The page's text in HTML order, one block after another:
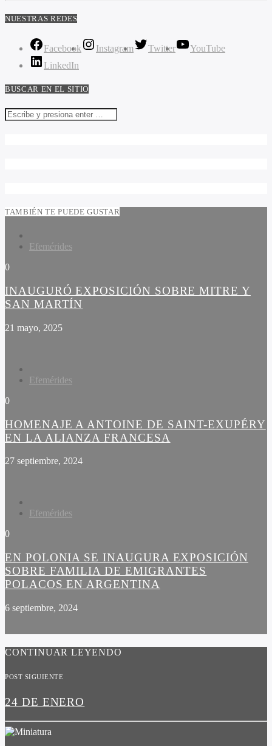
NUESTRAS REDES
Facebook Instagram Twitter
YouTube
LinkedIn
BUSCAR EN EL SITIO
TAMBIÉN TE PUEDE GUSTAR
Efemérides
0
INAUGURÓ EXPOSICIÓN SOBRE MITRE Y
SAN MARTÍN
21 mayo, 2025
Efemérides
0
HOMENAJE A ANTOINE DE SAINT-EXUPÉRY
EN LA ALIANZA FRANCESA
27 septiembre, 2024
Efemérides
0
EN POLONIA SE INAUGURA EXPOSICIÓN
SOBRE FAMILIA DE EMIGRANTES
POLACOS EN ARGENTINA
6 septiembre, 2024
CONTINUAR LEYENDO
POST SIGUIENTE
24 DE ENERO